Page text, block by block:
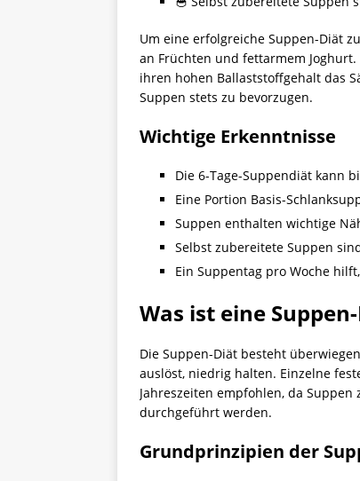
Um eine erfolgreiche Suppen-Diät
an Früchten und fettarmem
ihren hohen Ballaststoffgehalt das
Suppen stets zu bevorzugen.
Wichtige Erkenntnisse
Die 6-Tage-Suppendiät kann
Eine Portion Basis-
Suppen enthalten wichtige
Selbst zubereitete Suppen
Ein Suppentag pro Woche
Was ist eine
Die Suppen-Diät besteht
auslöst, niedrig halten. Einzelne
Jahreszeiten empfohlen, da
durchgeführt werden.
Grundprinzipien der